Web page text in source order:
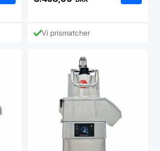
Vi prismatcher